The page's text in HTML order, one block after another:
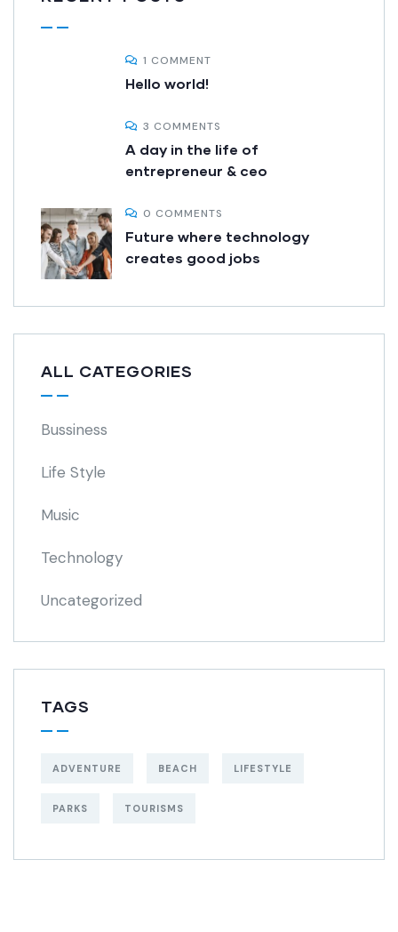
1 COMMENT
Hello world!
3 COMMENTS
A day in the life of
entrepreneur & ceo
0 COMMENTS
Future where technology
creates good jobs
ALL CATEGORIES
Bussiness
Life Style
Music
Technology
Uncategorized
TAGS
ADVENTURE BEACH LIFESTYLE
PARKS TOURISMS